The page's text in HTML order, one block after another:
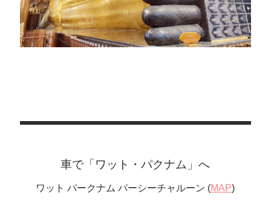
車で「ワット・パクナム」へ
ワット パークナム パーシーチャルーン (MAP)